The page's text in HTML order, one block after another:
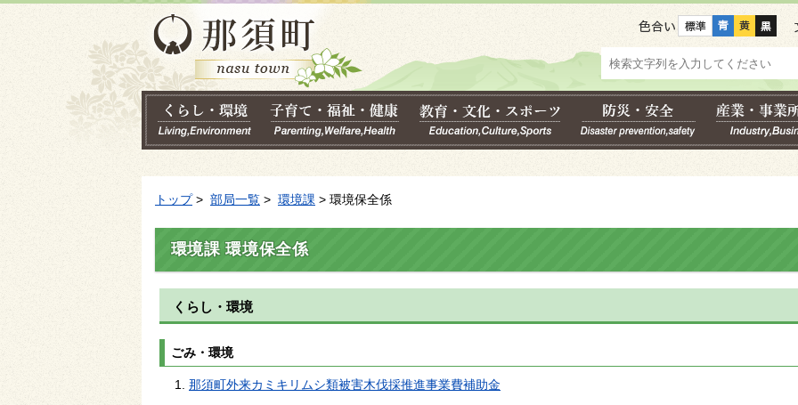
色合い
トップ> 部局一覧 > 環境課 > 環境保全係
環境課 環境保全係
くらし・環境
ごみ・環境
那須町外来カミキリムシ類被害木伐採推進事業費補助金